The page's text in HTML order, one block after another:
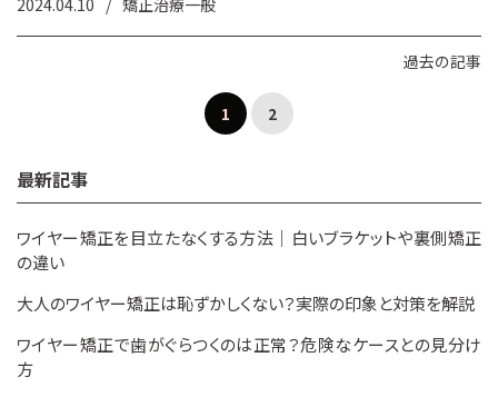
2024.04.10 矯正治療一般
過去の記事
1 2
最新記事
ワイヤー矯正を目立たなくする方法｜白いブラケットや裏側矯正
の違い
大人のワイヤー矯正は恥ずかしくない？実際の印象と対策を解説
ワイヤー矯正で歯がぐらつくのは正常？危険なケースとの見分け
方